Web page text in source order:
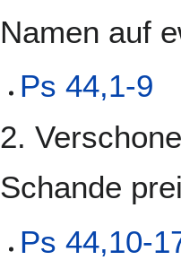
Namen auf
Ps 44,1-9
2.
Schande
Ps 44,10-